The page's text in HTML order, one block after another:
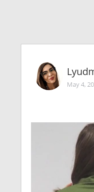
May 4,